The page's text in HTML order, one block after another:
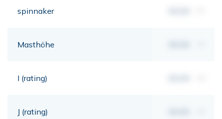
spinnaker
Masthöhe
I (rating)
J (rating)